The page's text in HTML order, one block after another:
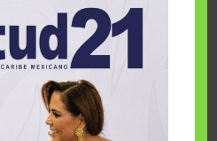
inspira; cumplen
y Make-A-Wish